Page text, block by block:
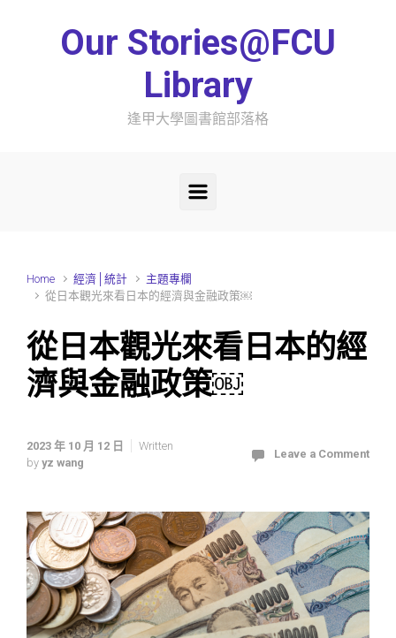
Our Stories@FCU
Library
逢甲大學圖書館部落格
Home 經濟│統計
主題專欄
從日本觀光來看日本的經濟與金融政策￼
從日本觀光來看日本的經
濟與金融政策￼
2023 年 10 月 12 日
Written
by yz wang
Leave a Comment